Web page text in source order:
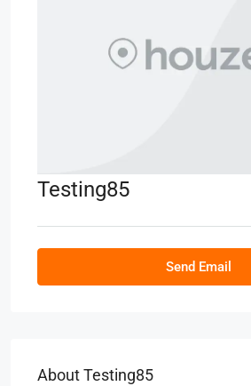
Testing85
Send Email
About Testing85